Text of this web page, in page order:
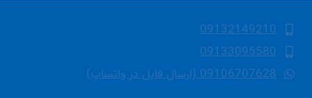
09132149210
09133095580
09106707628 (ارسال فایل در واتساپ)